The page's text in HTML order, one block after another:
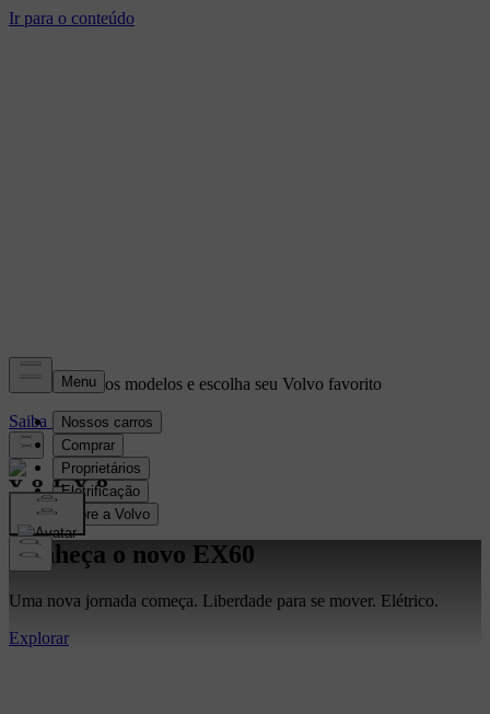
Conheça nossos modelos e escolha seu Volvo favorito
Saiba mais
Conheça o novo EX60
Uma nova jornada começa. Liberdade para se mover. Elétrico.
Explorar